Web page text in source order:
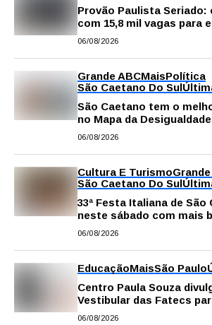
Provão Paulista
com 15,8 mil vagas para
público
06/08/2026
Grande ABCMaisPolítica
São Caetano Do Sul
São Caetano tem o
no Mapa da
06/08/2026
Cultura E Turismo
São Caetano Do Sul
33ª Festa Italiana de
neste sábado com mais
novidades em decoração
06/08/2026
EducaçãoMaisSão Paulo
Centro Paula Souza
Vestibular das Fatecs
semestre de 2027
06/08/2026